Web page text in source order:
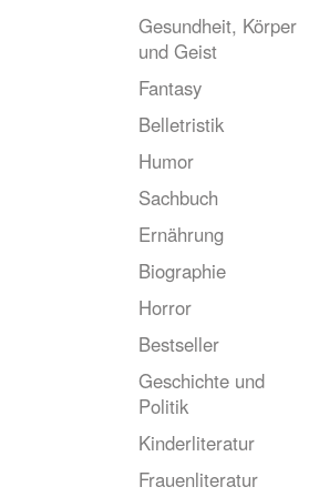
Gesundheit, Körper
und Geist
Fantasy
Belletristik
Humor
Sachbuch
Ernährung
Biographie
Horror
Bestseller
Geschichte und
Politik
Kinderliteratur
Frauenliteratur